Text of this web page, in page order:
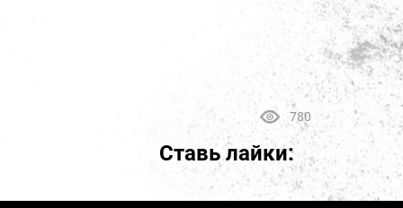
780
Ставь лайки: